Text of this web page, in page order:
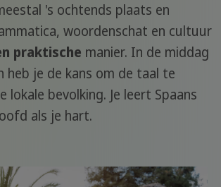
's ochtends plaats en
woordenschat en cultuur
praktische manier. In de middag
heb je de kans om de taal te
lokale bevolking. Je leert Spaans
als je hart.